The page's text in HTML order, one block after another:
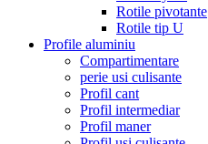
Rotile pivotante
Rotile tip U
Profile aluminiu
Compartimentare
perie usi culisante
Profil cant
Profil intermediar
Profil maner